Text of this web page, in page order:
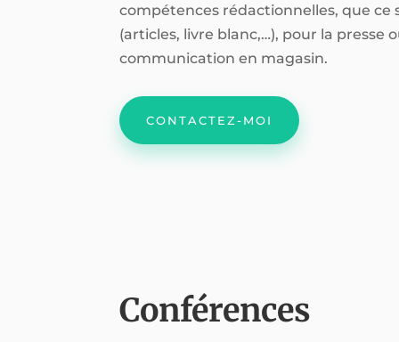
compétences rédactionnelles, que ce
(articles, livre blanc,…), pour la presse
communication en magasin.
CONTACTEZ-MOI
Conférences